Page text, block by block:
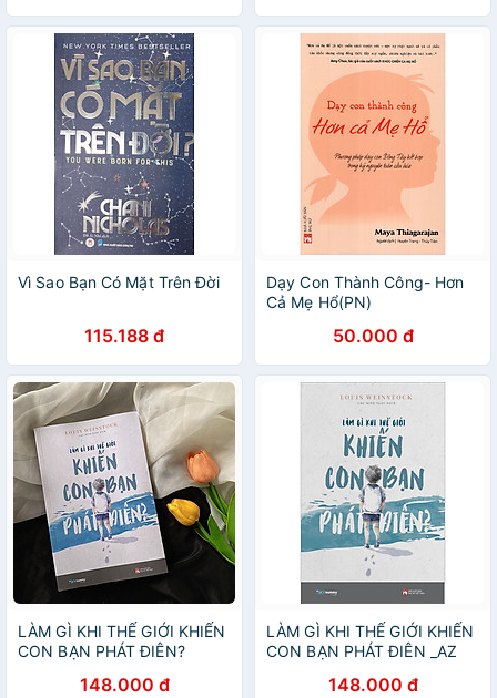
Vì Sao Bạn Có Mặt Trên Đời
115.188 đ
Dạy Con Thành Công- Hơn
Cả Mẹ Hổ(PN)
50.000 đ
LÀM GÌ KHI THẾ GIỚI KHIẾN
CON BẠN PHÁT ĐIÊN?
148.000 đ
LÀM GÌ KHI THẾ GIỚI KHIẾN
CON BẠN PHÁT ĐIÊN _AZ
148.000 đ